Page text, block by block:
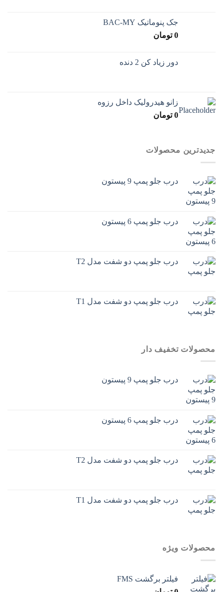
جک پنوماتیک BAC-MY
0 تومان
دور زیاد کن 2 دنده
زانو هیدرولیک داخل رزوه
0 تومان
جدیدترین محصولات
درب جلو پمپ 9 پیستون
درب جلو پمپ 6 پیستون
درب جلو پمپ دو شفت مدل T2
درب جلو پمپ دو شفت مدل T1
محصولات تخفیف دار
درب جلو پمپ 9 پیستون
درب جلو پمپ 6 پیستون
درب جلو پمپ دو شفت مدل T2
درب جلو پمپ دو شفت مدل T1
محصولات ویژه
فیلتر برگشت FMS